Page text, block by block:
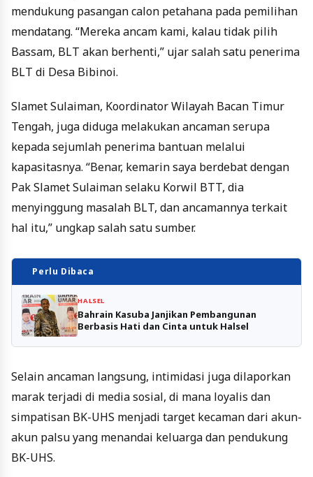
mendukung pasangan calon petahana pada pemilihan
mendatang. “Mereka ancam kami, kalau tidak pilih
Bassam, BLT akan berhenti,” ujar salah satu penerima
BLT di Desa Bibinoi.
Slamet Sulaiman, Koordinator Wilayah Bacan Timur
Tengah, juga diduga melakukan ancaman serupa
kepada sejumlah penerima bantuan melalui
kapasitasnya. “Benar, kemarin saya berdebat dengan
Pak Slamet Sulaiman selaku Korwil BTT, dia
menyinggung masalah BLT, dan ancamannya terkait
hal itu,” ungkap salah satu sumber.
Perlu Dibaca
HALSEL
Bahrain Kasuba Janjikan Pembangunan
Berbasis Hati dan Cinta untuk Halsel
Selain ancaman langsung, intimidasi juga dilaporkan
marak terjadi di media sosial, di mana loyalis dan
simpatisan BK-UHS menjadi target kecaman dari akun-
akun palsu yang menandai keluarga dan pendukung
BK-UHS.